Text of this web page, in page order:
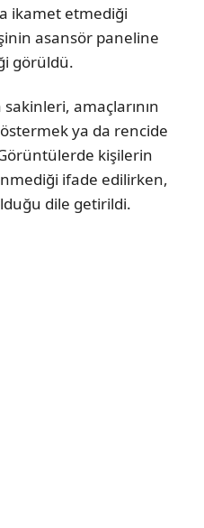
ikamet etmediği
asansör paneline
görüldü.
amaçlarının
ya da rencide
kişilerin
ifade edilirken,
dile getirildi.